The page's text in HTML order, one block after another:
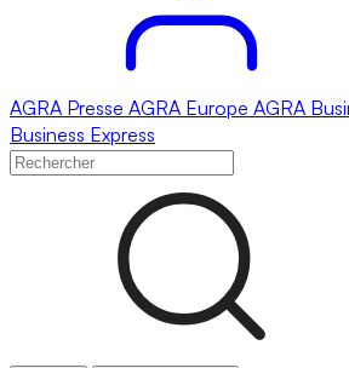
AGRA Presse AGRA Europe AGRA
Business Express